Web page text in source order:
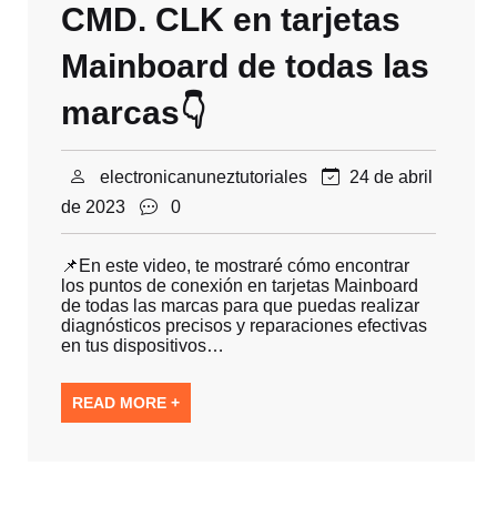
CMD. CLK en tarjetas
Mainboard de todas las
marcas👇
electronicanuneztutoriales
24 de abril
de 2023
0
📌En este video, te mostraré cómo encontrar
los puntos de conexión en tarjetas Mainboard
de todas las marcas para que puedas realizar
diagnósticos precisos y reparaciones efectivas
en tus dispositivos…
READ MORE +